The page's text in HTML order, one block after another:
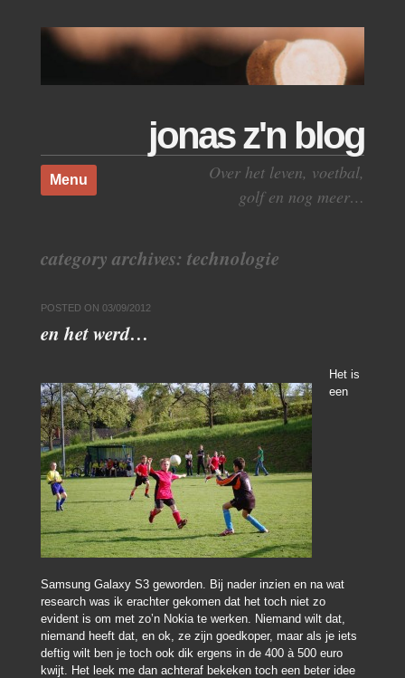
jonas z'n blog
Over het leven, voetbal,
golf en nog meer…
Menu
Skip to content
category archives: technologie
POSTED ON 03/09/2012
en het werd…
Het is
een
Samsung Galaxy S3 geworden. Bij nader inzien en na wat
research was ik erachter gekomen dat het toch niet zo
evident is om met zo’n Nokia te werken. Niemand wilt dat,
niemand heeft dat, en ok, ze zijn goedkoper, maar als je iets
deftig wilt ben je toch ook dik ergens in de 400 à 500 euro
kwijt. Het leek me dan achteraf bekeken toch een beter idee